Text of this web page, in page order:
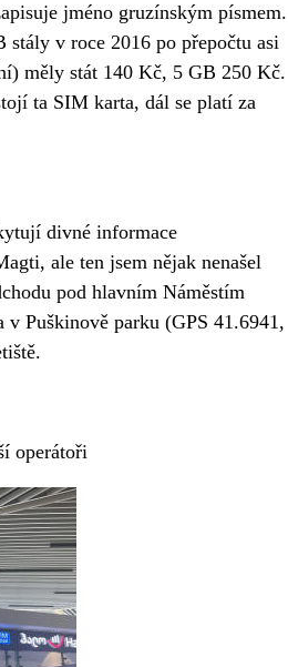
jméno gruzínským písmem.
v roce 2016 po přepočtu asi
měly stát 140 Kč, 5 GB 250 Kč.
ta SIM karta, dál se platí za
divné informace
ale ten jsem nějak nenašel
pod hlavním Náměstím
Puškinově parku (GPS 41.6941,
operátoři